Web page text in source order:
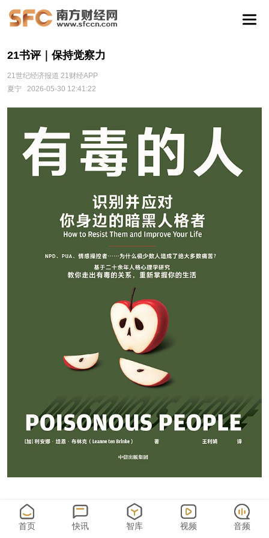
21书评｜保持觉察力
21世纪经济报道 21财经APP
夏宁
2026-05-30 12:41:22
特约评论员夏宁
首页 快讯 智库 视频 音频